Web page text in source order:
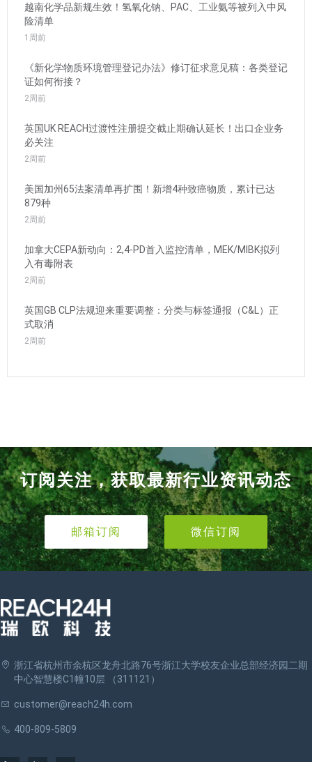
越南化学品新规生效！氢氧化钠、PAC、工业氨等被列入中风
险清单
1周前
《新化学物质环境管理登记办法》修订征求意见稿：各类登记
证如何衔接？
2周前
英国UK REACH过渡性注册提交截止期确认延长！出口企业务
必关注
2周前
美国加州65法案清单再扩围！新增4种致癌物质，累计已达
879种
2周前
加拿大CEPA新动向：2,4-PD首入监控清单，MEK/MIBK拟列
入有毒附表
2周前
英国GB CLP法规迎来重要调整：分类与标签通报（C&L）正
式取消
2周前
订阅关注，获取最新行业资讯动态
邮箱订阅 微信订阅
浙江省杭州市余杭区龙舟北路76号浙江大学校友企业总部经济园二期
中心智慧楼C1幢10层 （311121）
customer@reach24h.com
400-809-5809